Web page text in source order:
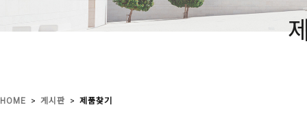
HOME > 게시판 > 제품찾기